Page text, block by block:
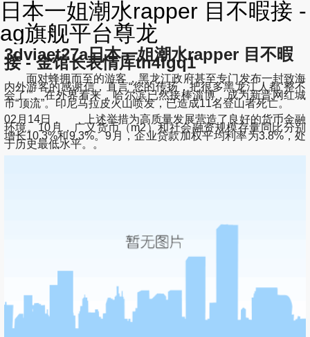
日本一姐潮水rapper 目不暇接 -
ag旗舰平台尊龙
3dviaet27a日本一姐潮水rapper 目不暇
接 - 金馆长表情库tn4fgq1
面对蜂拥而至的游客，黑龙江政府甚至专门发布一封致海
内外游客的感谢信，直言“您的传扬，把很多黑龙江人都‘整不
会了’”。在外界看来，哈尔滨已然接棒淄博，成为新晋网红城
市“顶流”。印尼马拉皮火山喷发，已造成11名登山者死亡。
02月14日， 上述举措为高质量发展营造了良好的货币金融
环境。10月，广义货币（m2）和社会融资规模存量同比分别
增长10.3%和9.3%。9月，企业贷款加权平均利率为3.8%，处
于历史最低水平。。